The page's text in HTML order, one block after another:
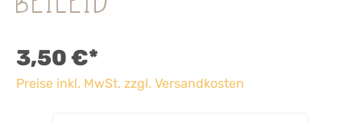
3,50 €*
Preise inkl. MwSt. zzgl. Versandkosten